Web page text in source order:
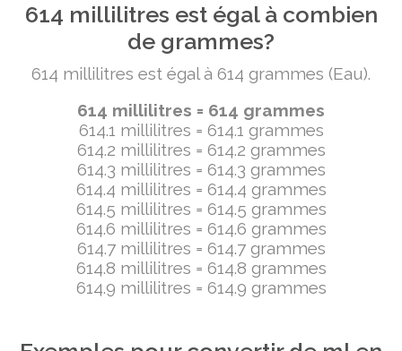
614 millilitres est égal à combien
de grammes?
614 millilitres est égal à 614 grammes (Eau).
614 millilitres = 614 grammes
614.1 millilitres = 614.1 grammes
614.2 millilitres = 614.2 grammes
614.3 millilitres = 614.3 grammes
614.4 millilitres = 614.4 grammes
614.5 millilitres = 614.5 grammes
614.6 millilitres = 614.6 grammes
614.7 millilitres = 614.7 grammes
614.8 millilitres = 614.8 grammes
614.9 millilitres = 614.9 grammes